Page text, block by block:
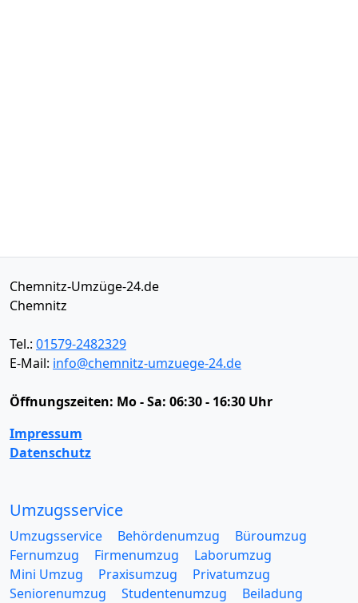
Chemnitz-Umzüge-24.de
Chemnitz
Tel.: 01579-2482329
E-Mail: info@chemnitz-umzuege-24.de
Öffnungszeiten: Mo - Sa: 06:30 - 16:30 Uhr
Impressum
Datenschutz
Umzugsservice
Umzugsservice Behördenumzug
Büroumzug
Fernumzug
Firmenumzug
Laborumzug
Mini Umzug
Praxisumzug
Privatumzug
Seniorenumzug
Studentenumzug
Beiladung